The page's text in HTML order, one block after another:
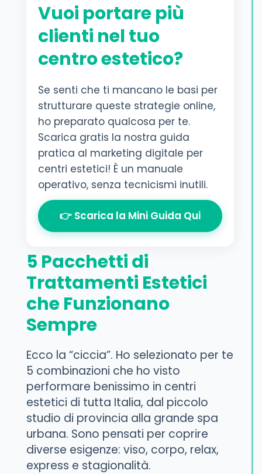
Vuoi portare più
clienti nel tuo
centro estetico?
Se senti che ti mancano le basi per
strutturare queste strategie online,
ho preparato qualcosa per te.
Scarica gratis la nostra guida
pratica al marketing digitale per
centri estetici! È un manuale
operativo, senza tecnicismi inutili.
👉 Scarica la Mini Guida Qui
5 Pacchetti di
Trattamenti Estetici
che Funzionano
Sempre
Ecco la “ciccia”. Ho selezionato per te
5 combinazioni che ho visto
performare benissimo in centri
estetici di tutta Italia, dal piccolo
studio di provincia alla grande spa
urbana. Sono pensati per coprire
diverse esigenze: viso, corpo, relax,
express e stagionalità.